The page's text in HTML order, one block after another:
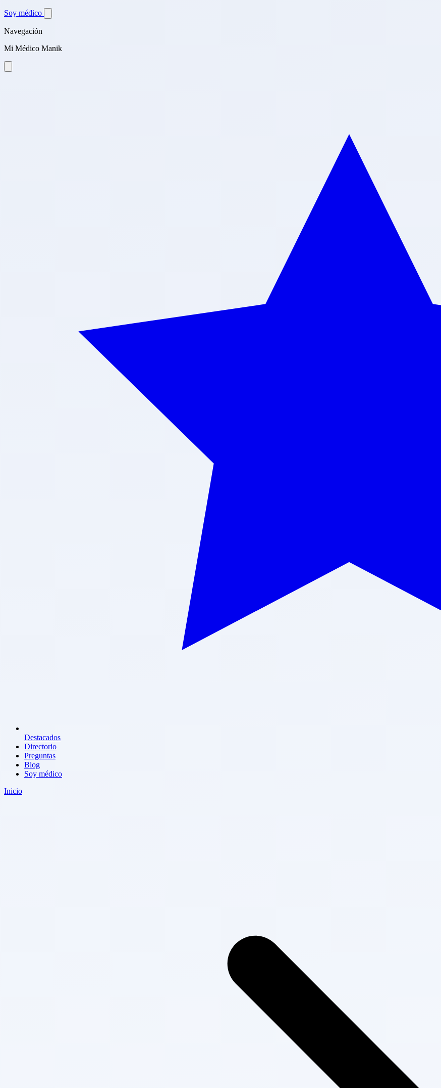
Soy médico
Navegación
Mi Médico Manik
Destacados
Directorio
Preguntas
Blog
Soy médico
Inicio